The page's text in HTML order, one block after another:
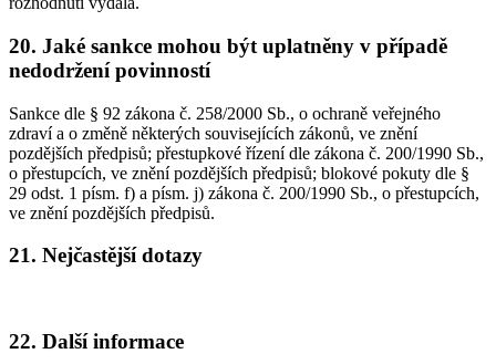
20. Jaké sankce mohou být uplatněny v případě
nedodržení povinností
Sankce dle § 92 zákona č. 258/2000 Sb., o ochraně veřejného
zdraví a o změně některých souvisejících zákonů, ve znění
pozdějších předpisů; přestupkové řízení dle zákona č. 200/1990 Sb.,
o přestupcích, ve znění pozdějších předpisů; blokové pokuty dle §
29 odst. 1 písm. f) a písm. j) zákona č. 200/1990 Sb., o přestupcích,
ve znění pozdějších předpisů.
21. Nejčastější dotazy
22. Další informace